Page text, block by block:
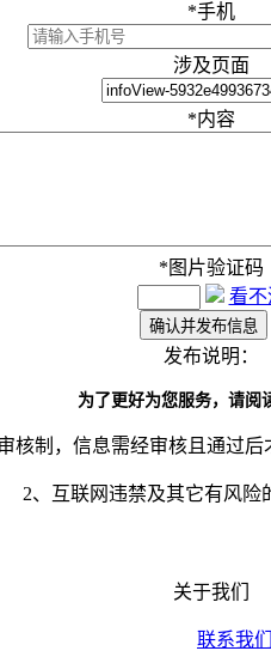
*手机
涉及页面
*内容
* 图片验证码
看不
发布说明：
为了更好为您服务，请阅
核制，信息需经审核且通过后
2、互联网违禁及其它有风险
关于我们
联系我们